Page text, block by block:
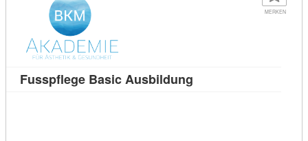
MERKEN
Fusspflege Basic Ausbildung